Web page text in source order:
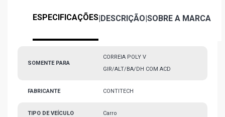
ESPECIFICAÇÕES|DESCRIÇÃO|SOBRE A MARCA
SOMENTE PARA
CORREIA POLY V
GIR/ALT/BA/DH COM ACD
FABRICANTE CONTITECH
TIPO DE VEÍCULO Carro